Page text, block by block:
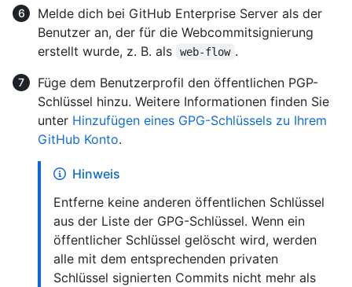
Melde dich bei GitHub Enterprise Server als der
Benutzer an, der für die Webcommitsignierung
erstellt wurde, z. B. als
web-flow .
Füge dem Benutzerprofil den öffentlichen PGP-
Schlüssel hinzu. Weitere Informationen finden Sie
unter Hinzufügen eines GPG-Schlüssels zu Ihrem
GitHub Konto.
Hinweis
Entferne keine anderen öffentlichen Schlüssel
aus der Liste der GPG-Schlüssel. Wenn ein
öffentlicher Schlüssel gelöscht wird, werden
alle mit dem entsprechenden privaten
Schlüssel signierten Commits nicht mehr als